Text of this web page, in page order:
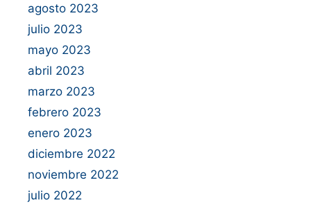
agosto 2023
julio 2023
mayo 2023
abril 2023
marzo 2023
febrero 2023
enero 2023
diciembre 2022
noviembre 2022
julio 2022